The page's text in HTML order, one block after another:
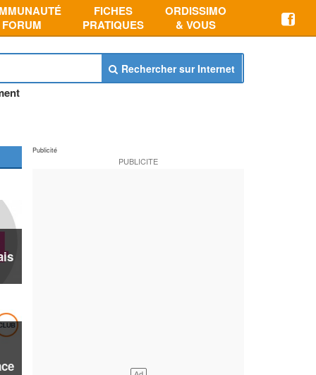
FORUM
FICHES
PRATIQUES
ORDISSIMO
& VOUS
Rechercher sur Internet